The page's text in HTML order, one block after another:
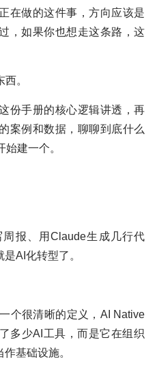
在做的这件事，方向应该是
，如果你也想走这条路，这
。
份手册的核心逻辑讲透，再
案例和数据，聊聊到底什么
建一个。
报、用Claude生成几行代
AI化转型了。
个很清晰的定义，AI Native
多少AI工具，而是它在组织
基础设施。